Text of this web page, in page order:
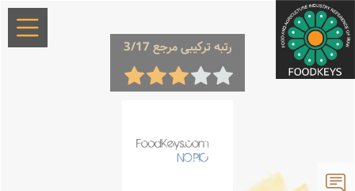
رتبه ترکیبی مرجع 3/17 ×
معرفی